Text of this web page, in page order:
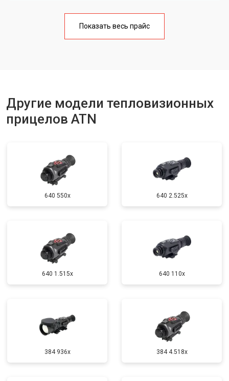
Показать весь прайс
Другие модели тепловизионных
прицелов ATN
640 550x 640 2.525x
640 1.515x 640 110x
384 936x 384 4.518x